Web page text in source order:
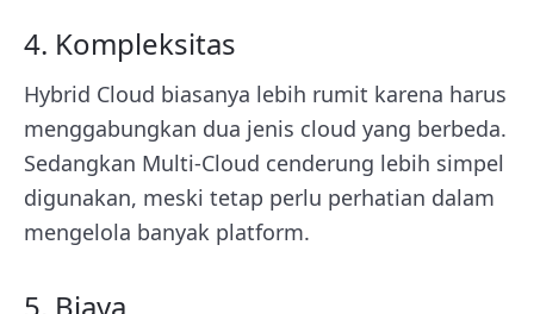
4. Kompleksitas
Hybrid Cloud biasanya lebih rumit karena harus
menggabungkan dua jenis cloud yang berbeda.
Sedangkan Multi-Cloud cenderung lebih simpel
digunakan, meski tetap perlu perhatian dalam
mengelola banyak platform.